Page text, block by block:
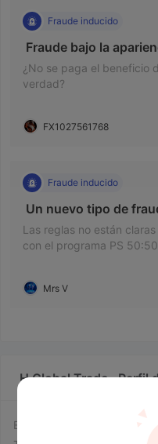
Fraude inducido
¿No se paga el beneficio
verdad?
FX1027561768
Fraude inducido
Las reglas no están
con el programa PS
Mrs V
H Global Trade · Perfil
El sitio web oficial de H